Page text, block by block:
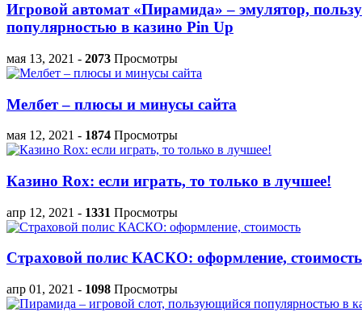
Игровой автомат «Пирамида» – эмулятор,
популярностью в казино Pin Up
мая 13, 2021 - 2073 Просмотры
Мелбет – плюсы и минусы сайта
мая 12, 2021 - 1874 Просмотры
Казино Rox: если играть, то только в лучшее!
апр 12, 2021 - 1331 Просмотры
Страховой полис КАСКО: оформление, стоимость
апр 01, 2021 - 1098 Просмотры